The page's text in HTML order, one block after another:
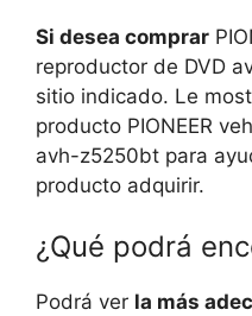
Si desea comprar
reproductor de DVD
sitio indicado. Le
producto PIONEER
avh-z5250bt para
producto adquirir.
¿Qué podrá
Podrá ver la más